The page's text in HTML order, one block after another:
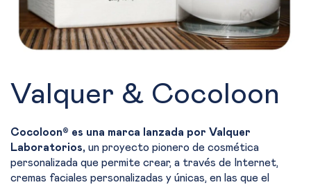
Valquer & Cocoloon
Cocoloon® es una marca lanzada por Valquer
Laboratorios, un proyecto pionero de cosmética
personalizada que permite crear, a través de Internet,
cremas faciales personalizadas y únicas, en las que el